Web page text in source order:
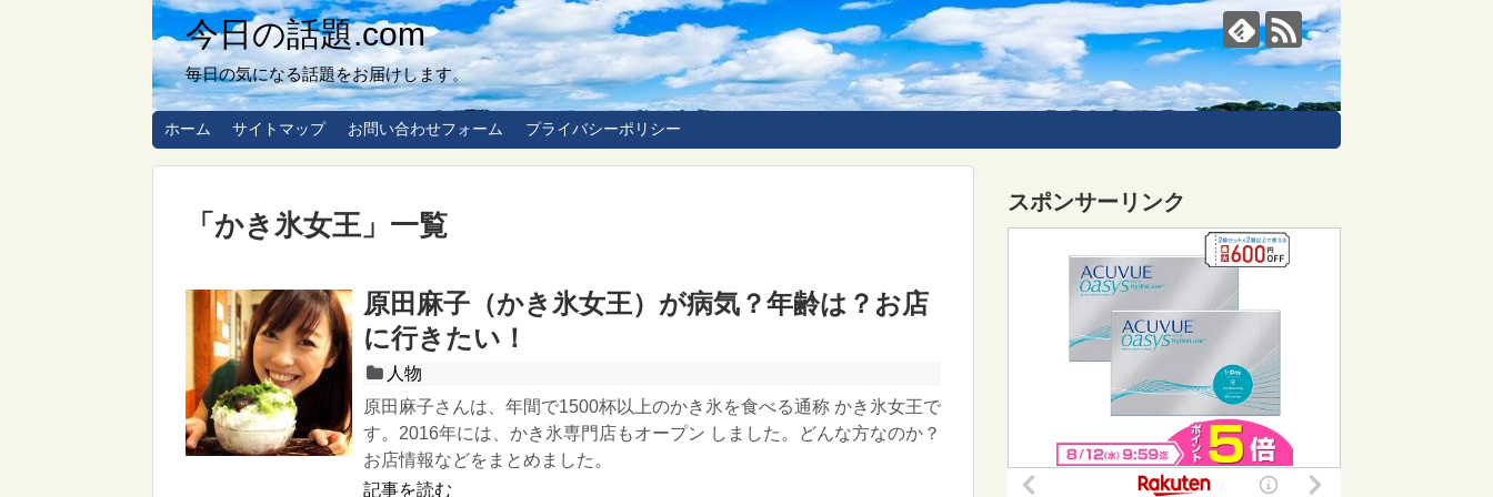
今日の話題.com
毎日の気になる話題をお届けします。
ホーム サイトマップ お問い合わせフォーム プライバシーポリシー
「 かき氷女王 」 一覧
原田麻子（かき氷女王）が病気？年齢は？お店
に行きたい！
人物
原田麻子さんは、年間で1500杯以上のかき氷を食べる通称 かき氷女王で
す。2016年には、かき氷専門店もオープン しました。どんな方なのか？
お店情報などをまとめました。
記事を読む
スポンサーリンク